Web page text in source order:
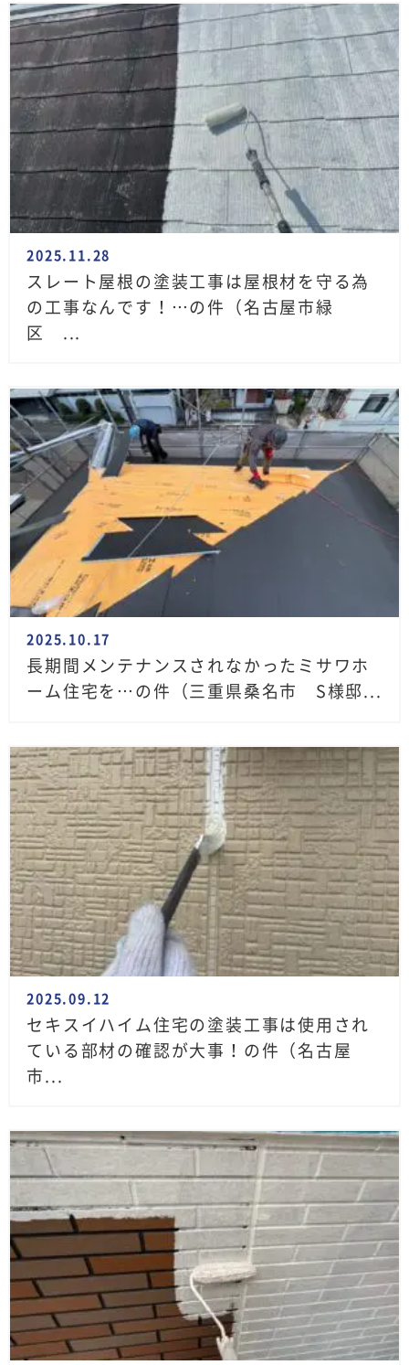
2025.11.28
スレート屋根の塗装工事は屋根材を守る為
の工事なんです！…の件（名古屋市緑
区 ...
2025.10.17
長期間メンテナンスされなかったミサワホ
ーム住宅を…の件（三重県桑名市 S様邸...
2025.09.12
セキスイハイム住宅の塗装工事は使用され
ている部材の確認が大事！の件（名古屋
市...